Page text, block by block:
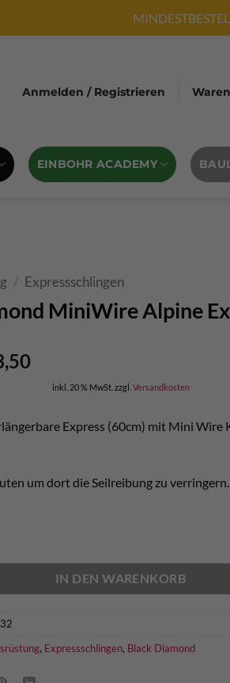
Anmelden / Registrieren
EINBOHR ACADEMY
/ Expressschlingen
MiniWire Alpine
Aktueller
Preis
ist:
€ 23,50.
inkl. 20 % MwSt. zzgl. Versandkosten
Express (60cm) mit Mini Wire
um dort die Seilreibung zu verringern.
Alpine Express Menge
IN DEN WARENKORB
, Expressschlingen, Black Diamond